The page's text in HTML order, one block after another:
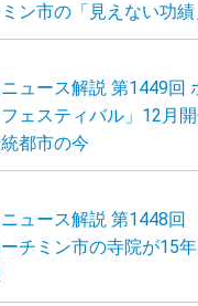
ン市の「見えない功績
ュース解説 第1449回
フェスティバル」12月
都市の今
ュース解説 第1448
チミン市の寺院が15